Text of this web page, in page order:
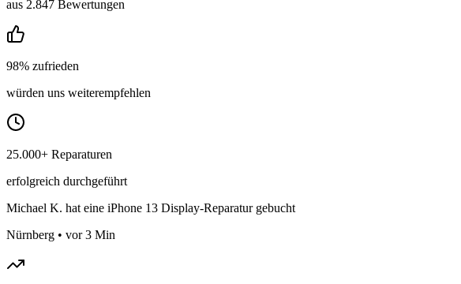
aus 2.847 Bewertungen
98% zufrieden
würden uns weiterempfehlen
25.000+ Reparaturen
erfolgreich durchgeführt
Michael K. hat eine iPhone 13 Display-Reparatur gebucht
Nürnberg • vor 3 Min